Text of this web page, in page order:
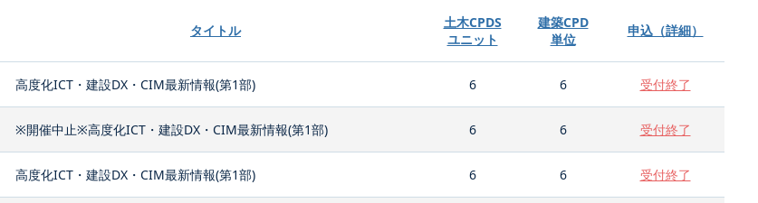
タイトル
土木CPDS
ユニット
建築CPD
単位
申込（詳細）
高度化ICT・建設DX・CIM最新情報(第1部) 6 6 受付終了
※開催中止※高度化ICT・建設DX・CIM最新情報(第1部) 6 6 受付終了
高度化ICT・建設DX・CIM最新情報(第1部) 6 6 受付終了